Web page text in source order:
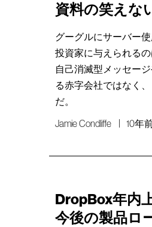
資料の笑えな
グーグルにサーバー
投資家に与えられる
自己消滅型メッセー
る赤字会社ではなく
だ。
Jamie Condliffe 10年
DropBox年内
今後の製品ロ